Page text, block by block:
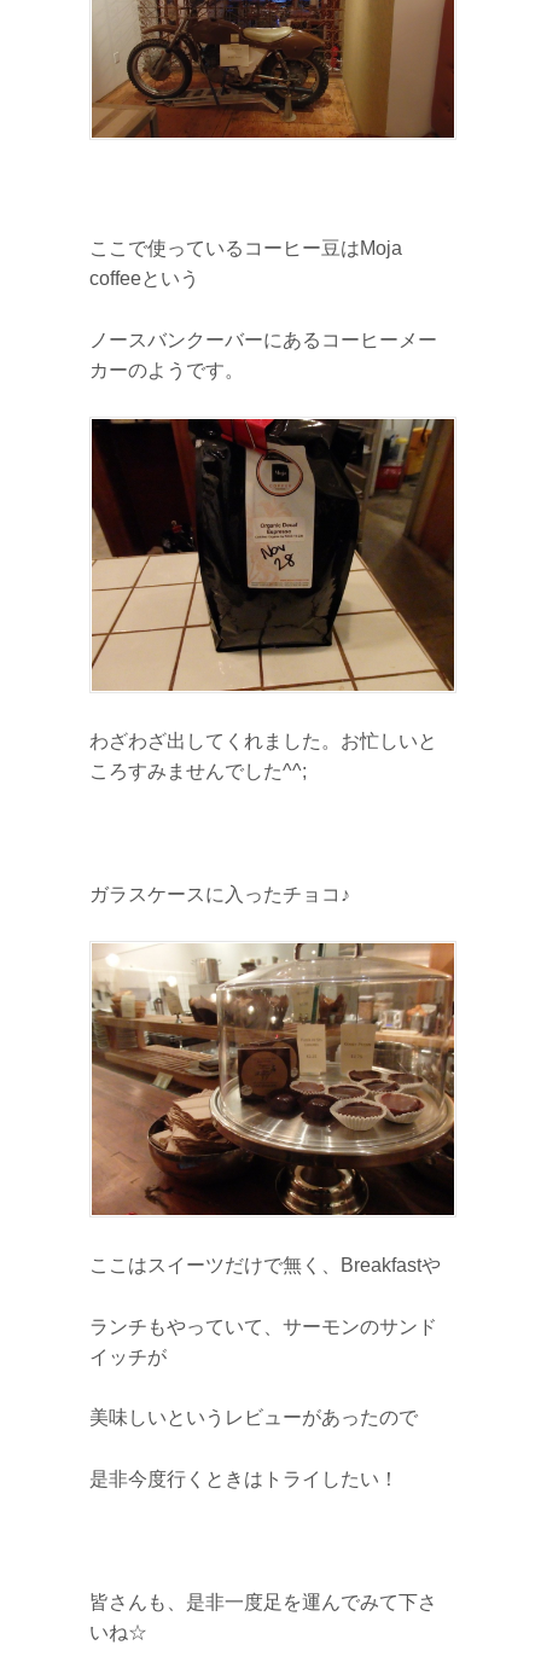
ここで使っているコーヒー豆はMoja
coffeeという
ノースバンクーバーにあるコーヒーメー
カーのようです。
わざわざ出してくれました。お忙しいと
ころすみませんでした^^;
ガラスケースに入ったチョコ♪
ここはスイーツだけで無く、Breakfastや
ランチもやっていて、サーモンのサンド
イッチが
美味しいというレビューがあったので
是非今度行くときはトライしたい！
皆さんも、是非一度足を運んでみて下さ
いね☆